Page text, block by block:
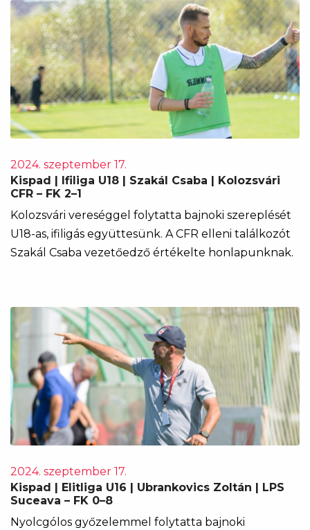
2024. szeptember 17.
Kispad | Ifiliga U18 | Szakál Csaba | Kolozsvári
CFR – FK 2–1
Kolozsvári vereséggel folytatta bajnoki szereplését
U18-as, ifiligás együttesünk. A CFR elleni találkozót
Szakál Csaba vezetőedző értékelte honlapunknak.
2024. szeptember 17.
Kispad | Elitliga U16 | Ubrankovics Zoltán | LPS
Suceava – FK 0–8
Nyolcgólos győzelemmel folytatta bajnoki